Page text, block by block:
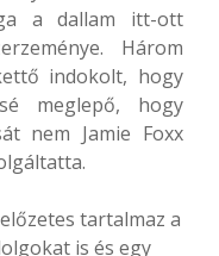
a dallam itt-ott
Három
indokolt, hogy
meglepő, hogy
nem Jamie Foxx
tartalmaz a
is és egy